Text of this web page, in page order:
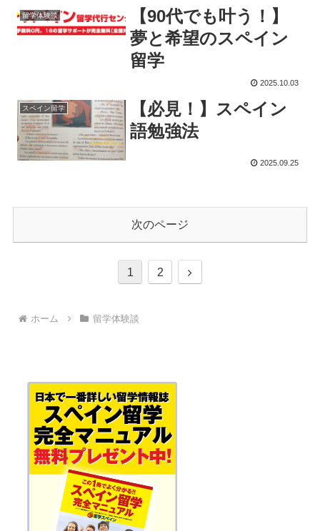
留学体験談
【90代でも叶う！】
夢と希望のスペイン
留学
2025.10.03
スペイン留学
【必見！】スペイン
語勉強法
2025.09.25
次のページ
1 2
次
ホーム 留学体験談